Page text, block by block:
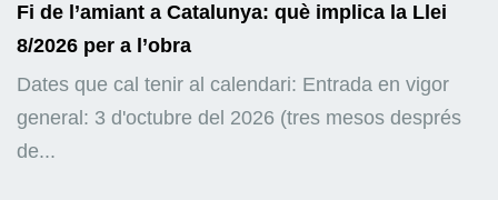
Fi de l’amiant a Catalunya: què implica la Llei
8/2026 per a l’obra
Dates que cal tenir al calendari: Entrada en vigor
general: 3 d'octubre del 2026 (tres mesos després
de...